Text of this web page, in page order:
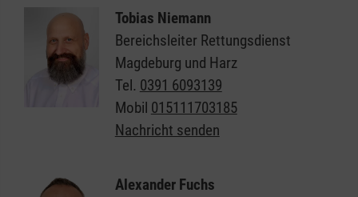
Tobias Niemann
Bereichsleiter Rettungsdienst
Magdeburg und Harz
Tel. 0391 6093139
Mobil 015111703185
Nachricht senden
Alexander Fuchs